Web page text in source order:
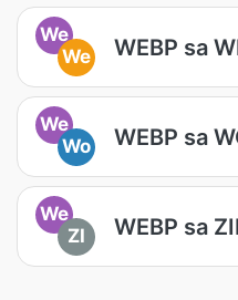
We
We
WEBP sa
We
Wo
WEBP sa
We
ZI
WEBP sa